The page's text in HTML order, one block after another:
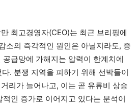
최고경영자(CEO)는 최근 브리핑에
소의 즉각적인 원인은 아닐지라도, 중
급망에 가해지는 압력이 한계치에
. 분쟁 지역을 피하기 위해 선박들이
리가 늘어나고, 이는 곧 유류비 상승
인 증가로 이어지고 있다는 분석이